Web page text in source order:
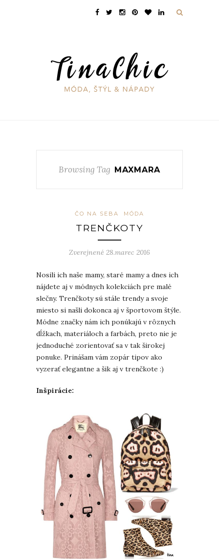
Browsing Tag MAXMARA
ČO NA SEBA MÓDA
TRENČKOTY
Zverejnené 28.marec 2016
Nosili ich naše mamy, staré mamy a dnes ich
nájdete aj v módnych kolekciách pre malé
slečny. Trenčkoty sú stále trendy a svoje
miesto si našli dokonca aj v športovom štýle.
Módne značky nám ich ponúkajú v rôznych
dĺžkach, materiáloch a farbách, preto nie je
jednoduché zorientovať sa v tak širokej
ponuke. Prinášam vám zopár tipov ako
vyzerať elegantne a šik aj v trenčkote :)
Inšpirácie: